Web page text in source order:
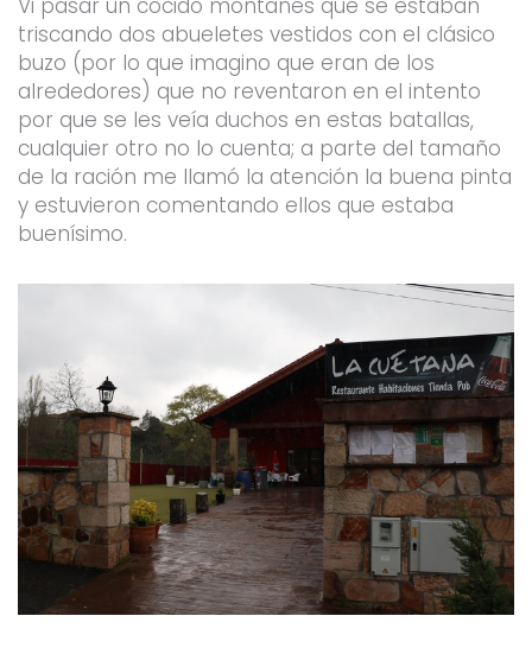
Vi pasar un cocido montañés que se estaban
triscando dos abueletes vestidos con el clásico
buzo (por lo que imagino que eran de los
alrededores) que no reventaron en el intento
por que se les veía duchos en estas batallas,
cualquier otro no lo cuenta; a parte del tamaño
de la ración me llamó la atención la buena pinta
y estuvieron comentando ellos que estaba
buenísimo.